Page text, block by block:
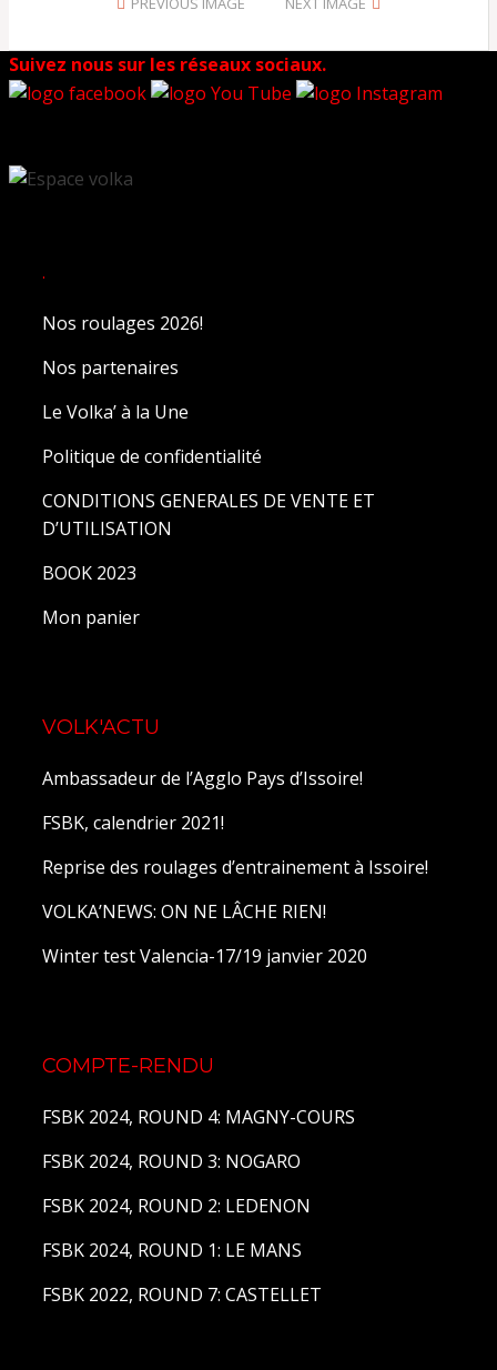
Suivez nous sur les réseaux sociaux.
.
Nos roulages 2026!
Nos partenaires
Le Volka’ à la Une
Politique de confidentialité
CONDITIONS GENERALES DE VENTE ET
D’UTILISATION
BOOK 2023
Mon panier
VOLK'ACTU
Ambassadeur de l’Agglo Pays d’Issoire!
FSBK, calendrier 2021!
Reprise des roulages d’entrainement à Issoire!
VOLKA’NEWS: ON NE LÂCHE RIEN!
Winter test Valencia-17/19 janvier 2020
COMPTE-RENDU
FSBK 2024, ROUND 4: MAGNY-COURS
FSBK 2024, ROUND 3: NOGARO
FSBK 2024, ROUND 2: LEDENON
FSBK 2024, ROUND 1: LE MANS
FSBK 2022, ROUND 7: CASTELLET